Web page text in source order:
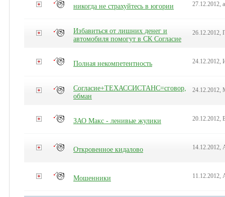
никогда не страхуйтесь в югории 27.12.2012,
Избавиться от лишних денег и
автомобиля помогут в СК Согласие
26.12.2012,
Полная некомпетентность 24.12.2012,
Согласие+ТЕХАССИСТАНС=сговор,
обман
24.12.2012,
ЗАО Макс - ленивые жулики 20.12.2012,
Откровенное кидалово 14.12.2012,
Мошенники 11.12.2012,